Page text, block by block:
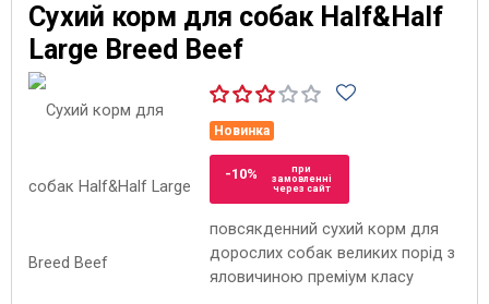
Сухий корм для собак Half&Half
Large Breed Beef
Новинка
-10%
при
замовленні
через сайт
повсякденний сухий корм для
дорослих собак великих порід з
яловичиною преміум класу